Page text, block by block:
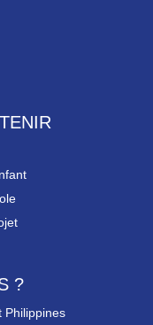
?
Philippines